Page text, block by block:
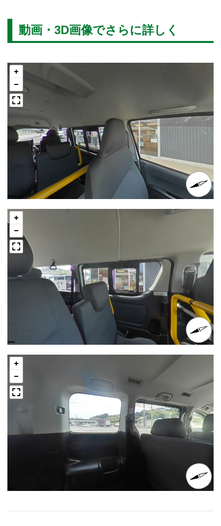
動画・3D画像でさらに詳しく